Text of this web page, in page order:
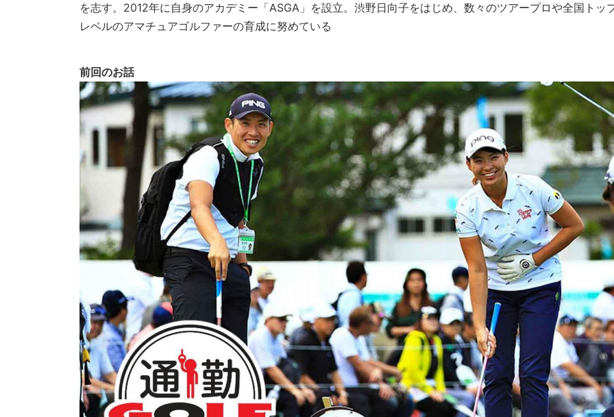
を志す。2012年に自身のアカデミー「ASGA」を設立。渋野日向子をはじめ、数々のツアープロや全国トッ
レベルのアマチュアゴルファーの育成に努めている
前回のお話